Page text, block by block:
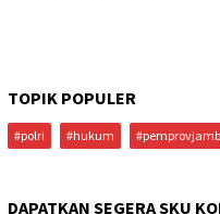
TOPIK POPULER
#polri #hukum
DAPATKAN SEGERA SKU